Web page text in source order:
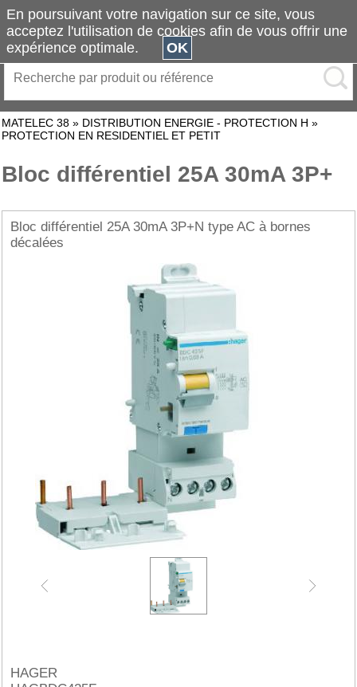
MATELEC 38 » DISTRIBUTION ENERGIE - PROTECTION H »
PROTECTION EN RESIDENTIEL ET PETIT
Bloc différentiel 25A 30mA 3P+
Bloc différentiel 25A 30mA 3P+N type AC à bornes
décalées
HAGER
En poursuivant votre navigation sur ce site, vous
acceptez l'utilisation de cookies afin de vous offrir une
expérience optimale.
OK